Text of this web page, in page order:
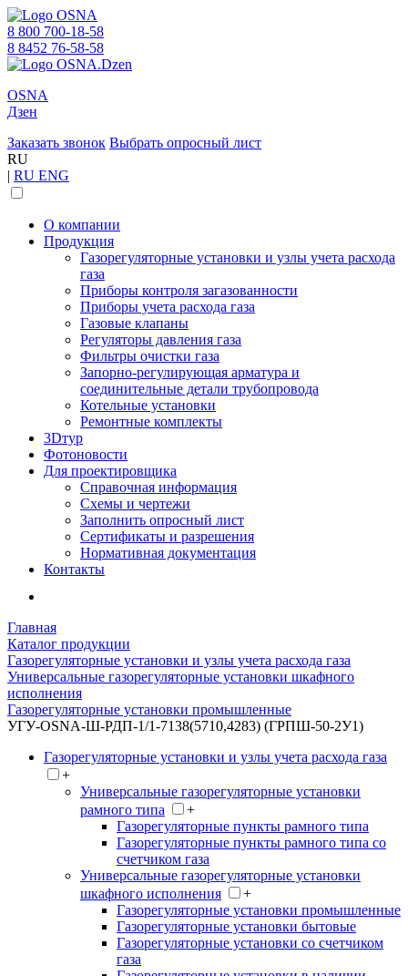
8 800 700-18-58
8 8452 76-58-58
OSNA
Дзен
Заказать звонок Выбрать опросный лист
RU
| RU ENG
О компании
Продукция
Газорегуляторные установки и узлы учета расхода
газа
Приборы контроля загазованности
Приборы учета расхода газа
Газовые клапаны
Регуляторы давления газа
Фильтры очистки газа
Запорно-регулирующая арматура и
соединительные детали трубопровода
Котельные установки
Ремонтные комплекты
3Dтур
Фотоновости
Для проектировщика
Справочная информация
Схемы и чертежи
Заполнить опросный лист
Сертификаты и разрешения
Нормативная документация
Контакты
Главная
Каталог продукции
Газорегуляторные установки и узлы учета расхода газа
Универсальные газорегуляторные установки шкафного
исполнения
Газорегуляторные установки промышленные
УГУ-OSNA-Ш-РДП-1/1-7138(5710,4283) (ГРПШ-50-2У1)
Газорегуляторные установки и узлы учета расхода газа
+
Универсальные газорегуляторные установки
рамного типа
+
Газорегуляторные пункты рамного типа
Газорегуляторные пункты рамного типа со
счетчиком газа
Универсальные газорегуляторные установки
шкафного исполнения
+
Газорегуляторные установки промышленные
Газорегуляторные установки бытовые
Газорегуляторные установки со счетчиком
газа